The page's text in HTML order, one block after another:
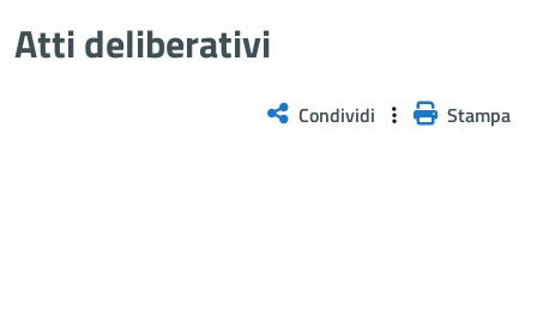
Atti deliberativi
Condividi Stampa